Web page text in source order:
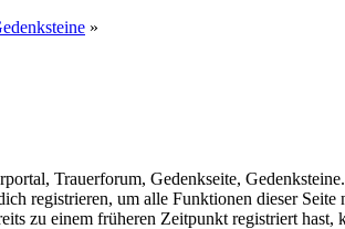
»
Trauerforum, Gedenkseite,
registrieren, um alle Funktionen dieser Seite
zu einem früheren Zeitpunkt registriert hast,